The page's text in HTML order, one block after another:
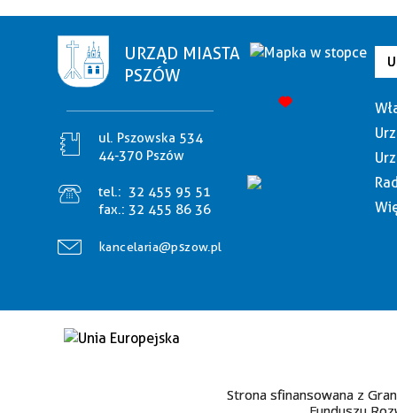
URZĄD MIASTA
PSZÓW
ul. Pszowska 534
44-370 Pszów
tel.: 32 455 95 51
fax.: 32 455 86 36
kancelaria@pszow.pl
Strona sfinansowana z